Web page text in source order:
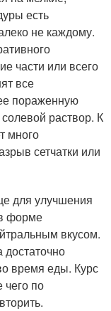
есть
не каждому.
части или всего
все
пораженную
раствор. К
много
сетчатки или
для улучшения
форме
вкусом.
время еды. Курс
чего по
.